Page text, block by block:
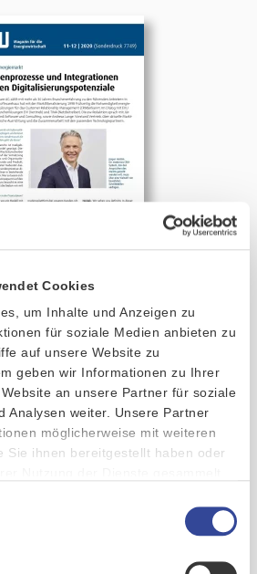
Cookies
um Inhalte und Anzeigen zu
für soziale Medien anbieten zu
auf unsere Website zu
geben wir Informationen zu Ihrer
an unsere Partner für soziale
Analysen weiter. Unsere Partner
möglicherweise mit weiteren
Sie ihnen bereitgestellt haben oder
rund um
heben